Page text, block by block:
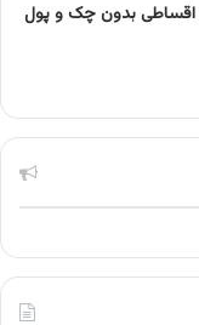
اقساطی بدون چک و پول